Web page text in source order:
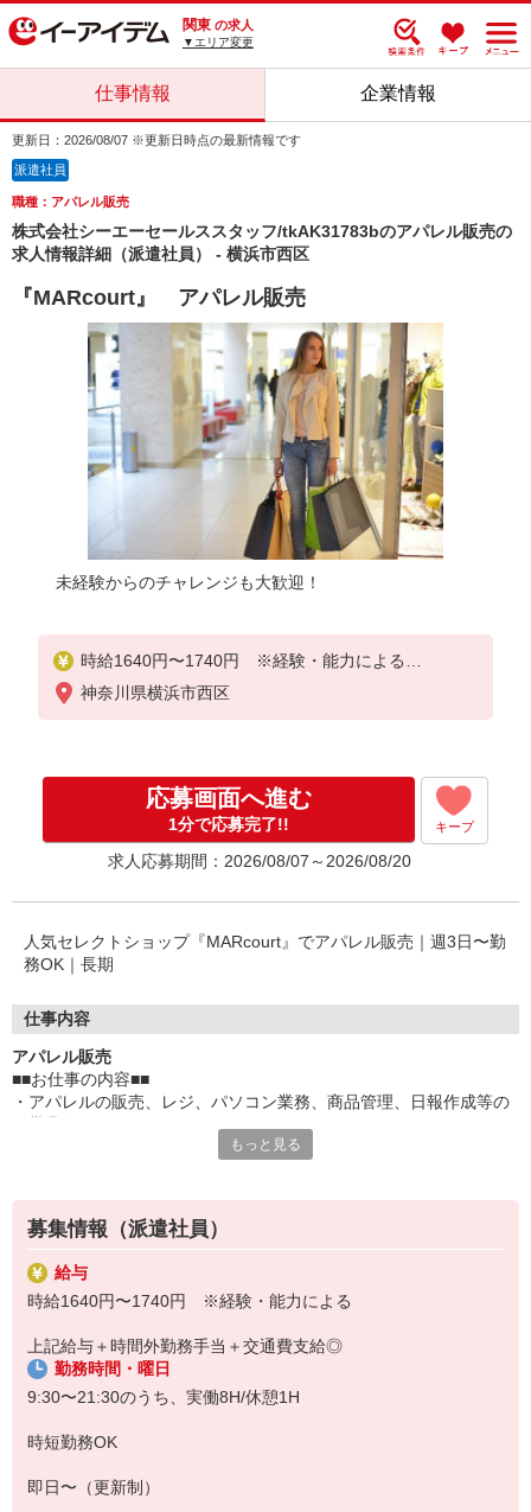
関東 の求人
▼エリア変更
仕事情報 企業情報
更新日：2026/08/07 ※更新日時点の最新情報です
派遣社員
職種：アパレル販売
株式会社シーエーセールススタッフ/tkAK31783bのアパレル販売の
求人情報詳細（派遣社員） - 横浜市西区
『MARcourt』 アパレル販売
未経験からのチャレンジも大歓迎！
時給1640円〜1740円 ※経験・能力による
上記給与＋時間外勤務手当＋交通費支給◎
神奈川県横浜市西区
応募画面へ進む
1分で応募完了!! キープ
求人応募期間：2026/08/07～2026/08/20
人気セレクトショップ『MARcourt』でアパレル販売｜週3日〜勤
務OK｜長期
仕事内容
アパレル販売
■■お仕事の内容■■
・アパレルの販売、レジ、パソコン業務、商品管理、日報作成等の
□長期
□アパレル経験者歓迎
□日払い・週払いOK
□来社不要で登録OK！
・・・・・・・・・・・・・・・・・・・・・
オリジナルブランドmizuiroind（ミズイロインド）を中？に、国内
外のブランドをミックスしたセレクトショップ。
もっと見る
募集情報（派遣社員）
給与
時給1640円〜1740円 ※経験・能力による
上記給与＋時間外勤務手当＋交通費支給◎
勤務時間・曜日
9:30〜21:30のうち、実働8H/休憩1H
時短勤務OK
即日〜（更新制）